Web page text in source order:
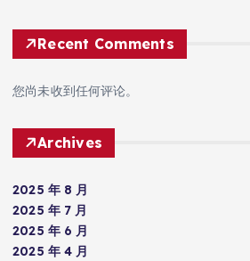
Recent Comments
您尚未收到任何评论。
Archives
2025 年 8 月
2025 年 7 月
2025 年 6 月
2025 年 4 月